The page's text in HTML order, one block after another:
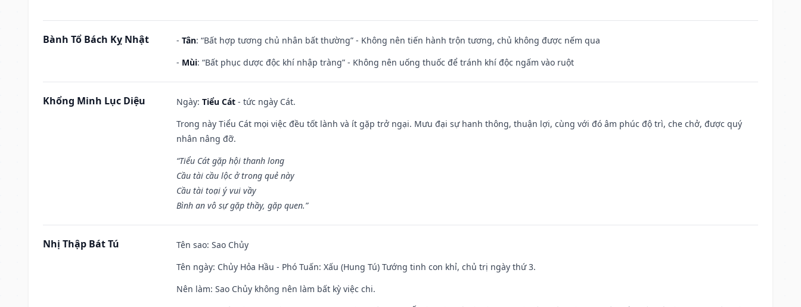
Bành Tổ Bách Kỵ Nhật - Tân: “Bất hợp tương chủ nhân bất thường” - Không nên tiến hành trộn tương, chủ không được nếm qua
- Mùi: “Bất phục dược độc khí nhập tràng” - Không nên uống thuốc để tránh khí độc ngấm vào ruột
Khổng Minh Lục Diệu Ngày: Tiểu Cát - tức ngày Cát.
Trong này Tiểu Cát mọi việc đều tốt lành và ít gặp trở ngại. Mưu đại sự hanh thông, thuận lợi, cùng với đó âm phúc độ trì, che chở, được quý
nhân nâng đỡ.
“Tiểu Cát gặp hội thanh long
Cầu tài cầu lộc ở trong quẻ này
Cầu tài toại ý vui vầy
Bình an vô sự gặp thầy, gặp quen.”
Nhị Thập Bát Tú Tên sao: Sao Chủy
Tên ngày: Chủy Hỏa Hầu - Phó Tuấn: Xấu (Hung Tú) Tướng tinh con khỉ, chủ trị ngày thứ 3.
Nên làm: Sao Chủy không nên làm bất kỳ việc chi.